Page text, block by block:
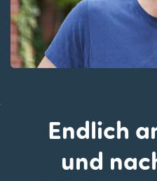
Endlich
​und